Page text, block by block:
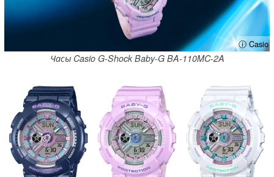
ⓘ Casio
Часы Casio G-Shock Baby-G BA-110MC-2A